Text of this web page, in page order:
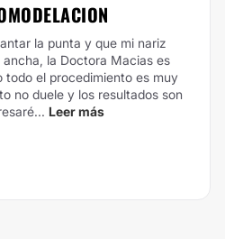
la punta y que mi nariz
la Doctora Macias es
el procedimiento es muy
no duele y los resultados son
Leer más